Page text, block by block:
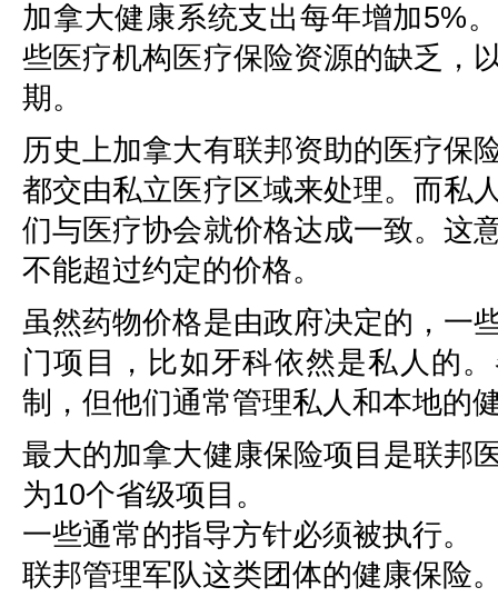
加拿大健康系统支出每年增加5%
些医疗机构医疗保险资源的缺乏，
期。
历史上加拿大有联邦资助的医疗保
都交由私立医疗区域来处理。而私
们与医疗协会就价格达成一致。这
不能超过约定的价格。
虽然药物价格是由政府决定的，一
门项目，比如牙科依然是私人的
制，但他们通常管理私人和本地的
最大的加拿大健康保险项目是联邦
为10个省级项目。
一些通常的指导方针必须被执行。
联邦管理军队这类团体的健康保险